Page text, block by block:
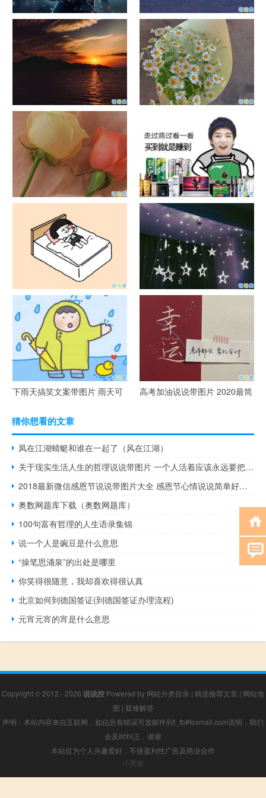
单目摄像头与双目摄像头
晚安励志语录带图片 晚安心语
励志鸡汤
日出文案温柔句子 看日出的微
信说说配图
晒风景照的唯美说说配图 适合
发风景的朋友圈文案
官宣恋爱的说说配图 官宣句子
抖音摆地摊文案 摆地摊的搞笑
说说带图片
谐音梗土味情话大全带图片 油
腻搞笑的土味情话
很酷的霸气句子带图片 最新霸
气说说高冷范
下雨天搞笑文案带图片 雨天可
以发的幽默句子
高考加油说说带图片 2020最简
单励志的高考文案
猜你想看的文章
凤在江湖蜻蜓和谁在一起了（风在江湖）
关于现实生活人生的哲理说说带图片 一个人活着应该永远要把目光投向远方
2018最新微信感恩节说说带图片大全 感恩节心情说说简单好听的
奥数网题库下载（奥数网题库）
100句富有哲理的人生语录集锦
说一个人是豌豆是什么意思
“操笔思涌泉”的出处是哪里
你笑得很随意，我却喜欢得很认真
北京如何到德国签证(到德国签证办理流程)
元宵元宵的宵是什么意思
Copyright © 2012 - 2026 说说控 Powered by 网站分类目录 | 精选推荐文章 | 网站地
图 | 疑难解答
声明：本站内容来自互联网，如信息有错误可发邮件到f_fb#foxmail.com说明，我们
会及时纠正，谢谢
本站仅为个人兴趣爱好，不接盈利性广告及商业合作
小男孩